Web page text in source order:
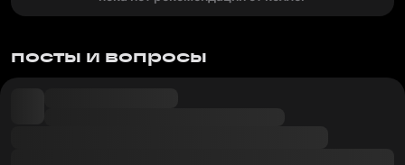
посты и вопросы